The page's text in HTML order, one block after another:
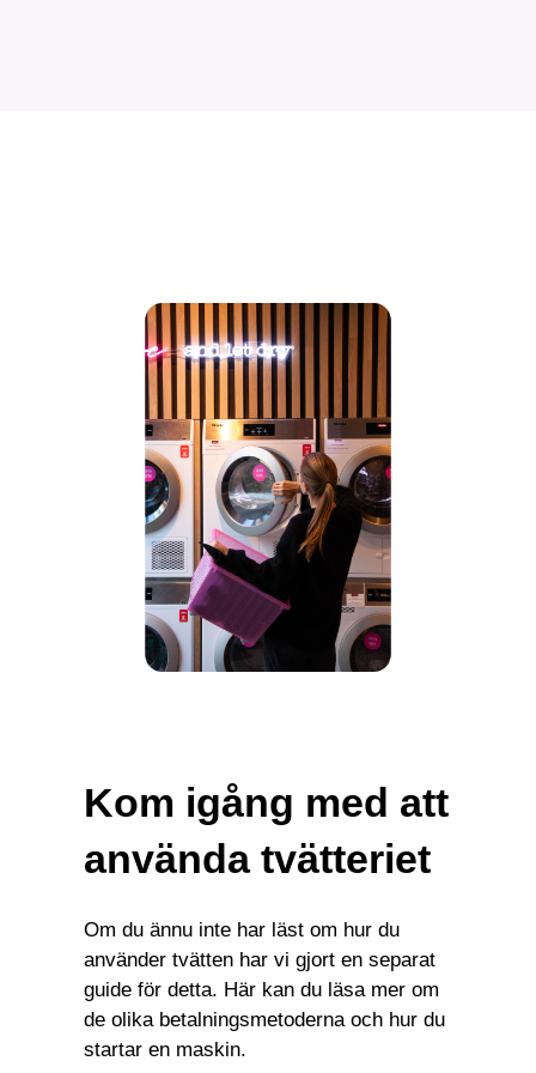
Kom igång med att
använda tvätteriet
Om du ännu inte har läst om hur du
använder tvätten har vi gjort en separat
guide för detta. Här kan du läsa mer om
de olika betalningsmetoderna och hur du
startar en maskin.